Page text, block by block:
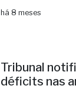
há 8 meses
Tribunal
déficits nas